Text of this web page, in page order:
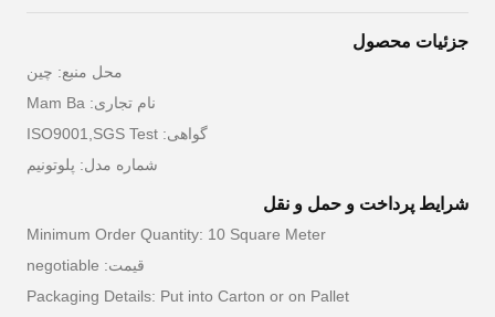
جزئیات محصول
محل منبع: چين
نام تجاری: Mam Ba
گواهی: ISO9001,SGS Test
شماره مدل: پلوتونیم
شرایط پرداخت و حمل و نقل
Minimum Order Quantity: 10 Square Meter
قیمت: negotiable
Packaging Details: Put into Carton or on Pallet